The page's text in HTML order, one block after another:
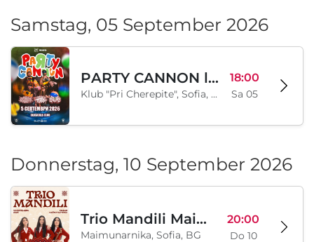
Samstag, 05 September 2026
PARTY CANNON live in Sofia
Klub "Pri Cherepite", Sofia, BG
18:00
Sa 05
Donnerstag, 10 September 2026
Trio Mandili Maimunarnika- Sofia
Maimunarnika, Sofia, BG
20:00
Do 10